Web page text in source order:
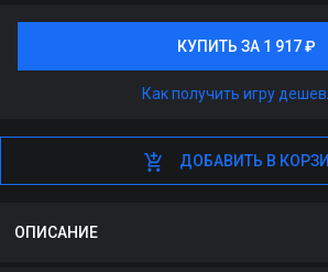
КУПИТЬ ЗА 1 917 ₽
КУПИТЬ ЗА 1 917 ₽
Как получить игру
ДОБАВИТЬ В
ДОБАВИТЬ В
ОПИСАНИЕ